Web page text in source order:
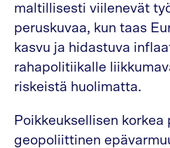
maltillisesti viilenevät
peruskuvaa, kun taas
kasvu ja hidastuva
rahapolitiikalle
riskeistä huolimatta.
Poikkeuksellisen
geopoliittinen